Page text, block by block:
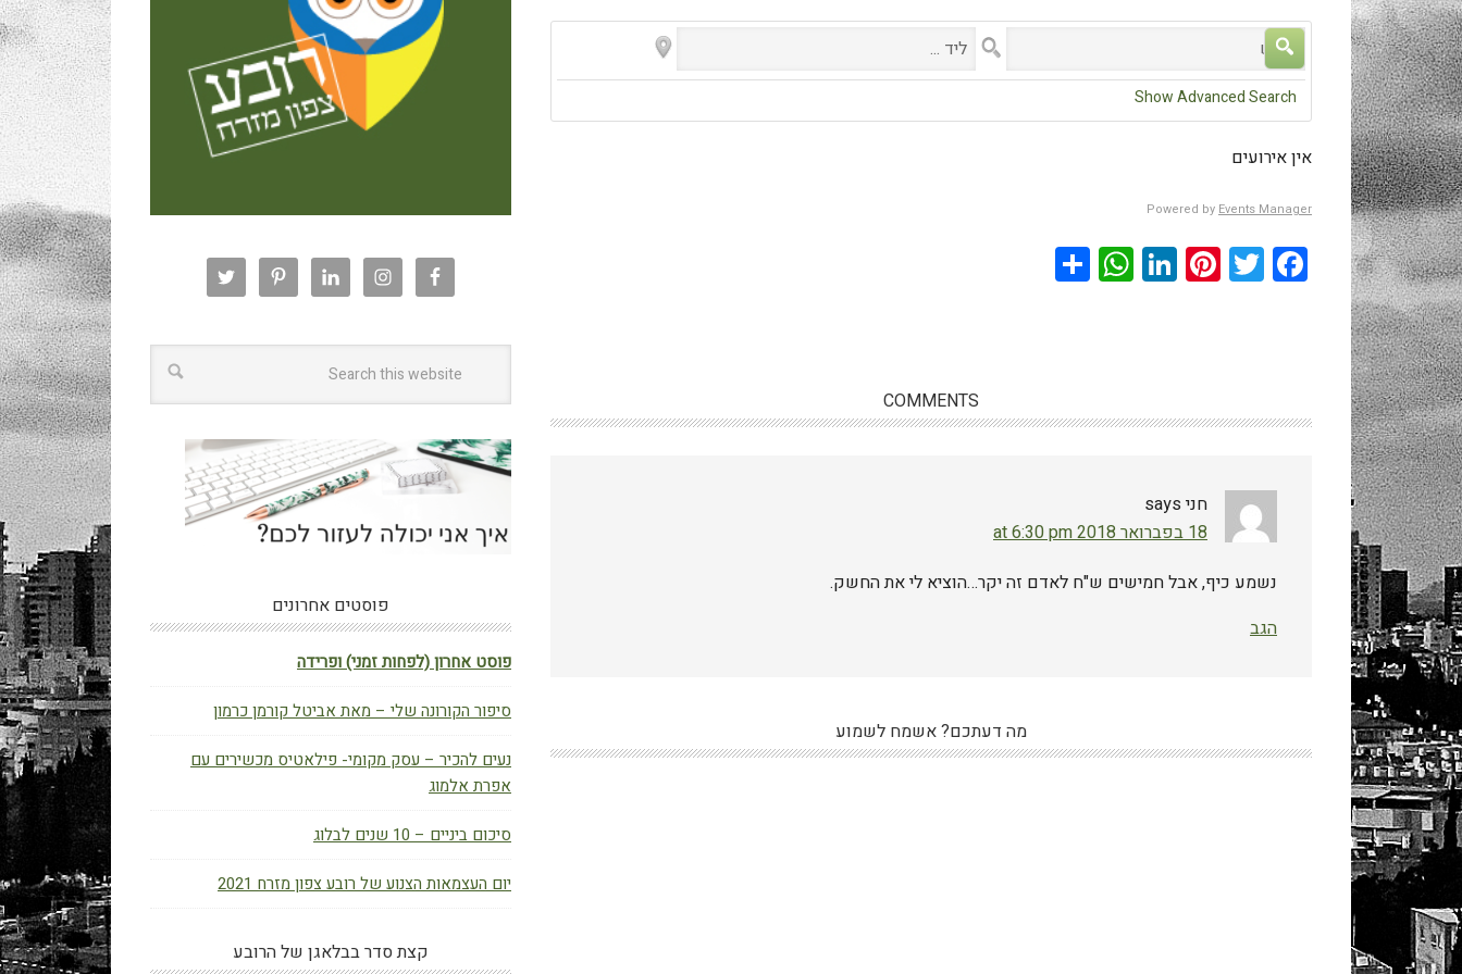
חפש
ליד
Show Advanced Search
אין אירועים
Powered by Events Manager
Facebook
Twitter
Pinterest
LinkedIn
WhatsApp
COMMENTS
חני says
18 בפברואר 2018 at 6:30 pm
נשמע כיף, אבל חמישים ש"ח לאדם זה יקר…הוציא לי את החשק.
הגב
מה דעתכם? אשמח לשמוע
פוסטים אחרונים
פוסט אחרון (לפחות זמני) ופרידה
סיפור הקורונה שלי – מאת אביטל קורמן כרמון
נעים להכיר – עסק מקומי- פילאטיס מכשירים עם
אפרת אלמוג
סיכום ביניים – 10 שנים לבלוג
יום העצמאות הצנוע של רובע צפון מזרח 2021
קצת סדר בבלאגן של הרובע